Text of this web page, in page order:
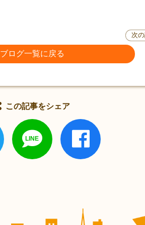
ブログ一覧に戻る
次
この記事をシェア